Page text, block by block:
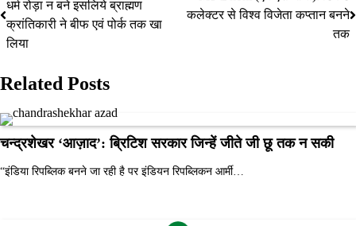
धर्म रोड़ा न बने इसलिये ब्राह्मण
क्रांतिकारी ने बीफ एवं पोर्क तक खा
लिया
कलेक्टर से विश्व विजेता कप्तान बनने
तक
Related Posts
चन्द्रशेखर ‘आज़ाद’: ब्रिटिश सरकार जिन्हें जीते जी छू तक न सकी
“इंडिया रिपब्लिक बनने जा रही है पर इंडियन रिपब्लिकन आर्मी…